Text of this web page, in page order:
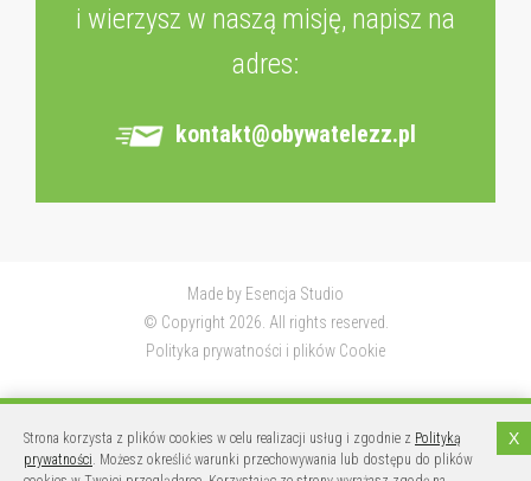
i wierzysz w naszą misję, napisz na
adres:
kontakt@obywatelezz.pl
Made by Esencja Studio
© Copyright 2026. All rights reserved.
Polityka prywatności i plików Cookie
Strona korzysta z plików cookies w celu realizacji usług i zgodnie z Polityką
prywatności. Możesz określić warunki przechowywania lub dostępu do plików
X